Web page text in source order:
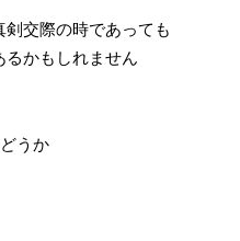
交際の時であっても
るかもしれません
うか